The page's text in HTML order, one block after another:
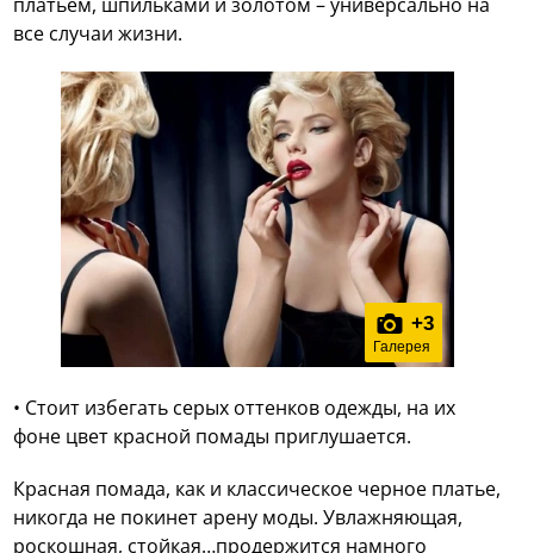
платьем, шпильками и золотом – универсально на
все случаи жизни.
+3
Галерея
• Стоит избегать серых оттенков одежды, на их
фоне цвет красной помады приглушается.
Красная помада, как и классическое черное платье,
никогда не покинет арену моды. Увлажняющая,
роскошная, стойкая…продержится намного